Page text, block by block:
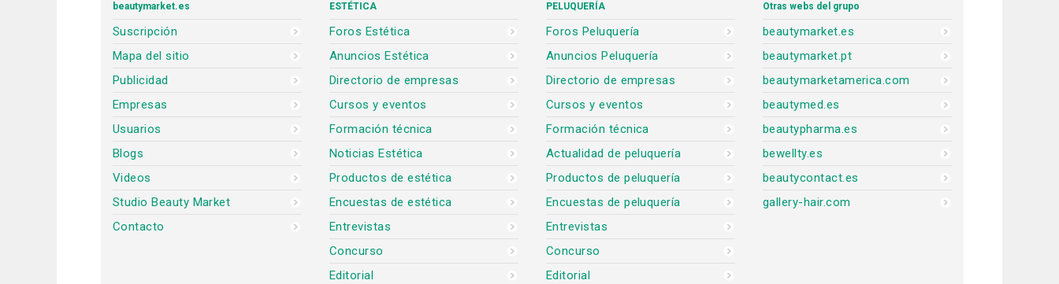
beautymarket.es
Suscripción
Mapa del sitio
Publicidad
Empresas
Usuarios
Blogs
Videos
Studio Beauty Market
Contacto
ESTÉTICA
Foros Estética
Anuncios Estética
Directorio de empresas
Cursos y eventos
Formación técnica
Noticias Estética
Productos de estética
Encuestas de estética
Entrevistas
Concurso
Editorial
PELUQUERÍA
Foros Peluquería
Anuncios Peluquería
Directorio de empresas
Cursos y eventos
Formación técnica
Actualidad de peluquería
Productos de peluquería
Encuestas de peluquería
Entrevistas
Concurso
Editorial
Otras webs del grupo
beautymarket.es
beautymarket.pt
beautymarketamerica.com
beautymed.es
beautypharma.es
bewellty.es
beautycontact.es
gallery-hair.com